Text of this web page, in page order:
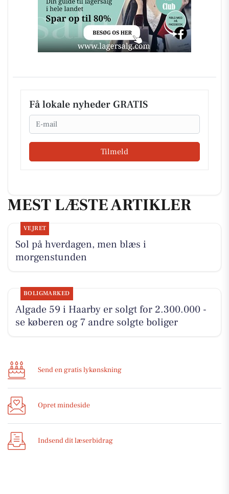
Få lokale nyheder GRATIS
Email
Tilmeld
MEST LÆSTE ARTIKLER
VEJRET
Sol på hverdagen, men blæs i
morgenstunden
BOLIGMARKED
Algade 59 i Haarby er solgt for 2.300.000 -
se køberen og 7 andre solgte boliger
Send en gratis lykønskning
Opret mindeside
Indsend dit læserbidrag